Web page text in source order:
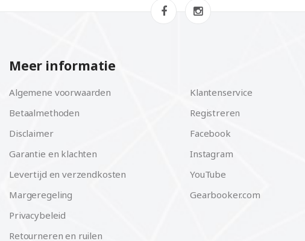
Meer informatie
Algemene voorwaarden
Betaalmethoden
Disclaimer
Garantie en klachten
Levertijd en verzendkosten
Margeregeling
Privacybeleid
Retourneren en ruilen
Klantenservice
Registreren
Facebook
Instagram
YouTube
Gearbooker.com